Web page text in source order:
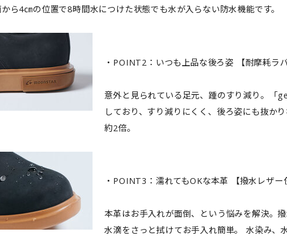
ら4㎝の位置で8時間水につけた状態でも水が入らない防水機能です。
・POINT2：いつも上品な後ろ姿 【耐摩耗ラ
意外と見られている足元、踵のすり減り。「
しており、すり減りにくく、後ろ姿にも抜か
約2倍。
・POINT3：濡れてもOKな本革 【撥水レザー
本革はお手入れが面倒、という悩みを解決。
水滴をさっと拭けてお手入れ簡単。 水染み、